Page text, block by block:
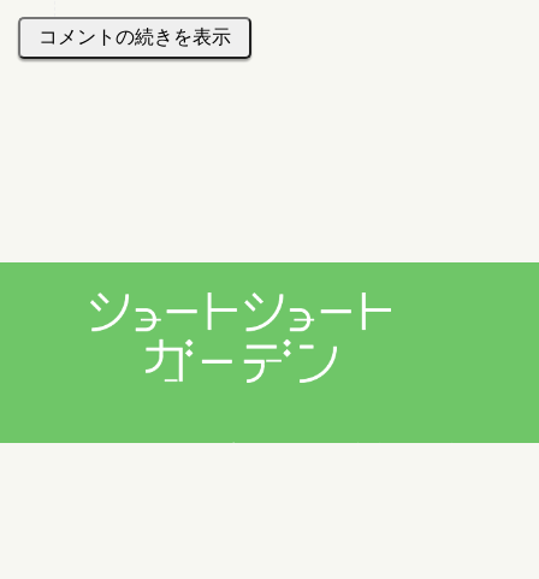
コメントの続きを表示
プライバシーポリシー 利用規約 お問い合わせ